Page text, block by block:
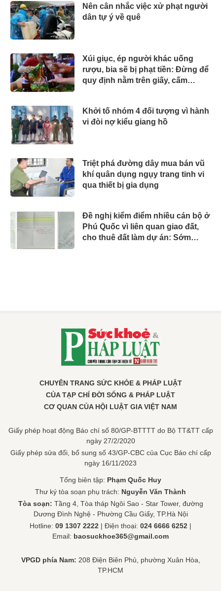
Nên cân nhắc việc xử phạt người
dân tự ý về quê
Xúi giục, ép người khác uống
rượu, bia sẽ bị phạt tiền: Đừng để
quy định nằm trên giấy, cấm
Khởi tố nhóm 4 đối tượng vì hành
vi đòi nợ kiểu giang hồ
Triệt phá đường dây mua bán vũ
khí quân dụng ngụy trang tinh vi
qua thiết bị gia dụng
Đề nghị kiểm điểm nhiều cán bộ ở
Phú Quốc vì liên quan giao đất,
cho thuê đất làm dự án: Sớm
CHUYÊN TRANG SỨC KHỎE & PHÁP LUẬT
CỦA TẠP CHÍ ĐỜI SỐNG & PHÁP LUẬT
CƠ QUAN CỦA HỘI LUẬT GIA VIỆT NAM
Giấy phép hoạt động Báo chí số 80/GP-BTTTT do Bộ TT&TT cấp
ngày 27/2/2020
Giấy phép sửa đổi, bổ sung số 43/GP-CBC của Cục Báo chí cấp
ngày 16/11/2023
Tổng biên tập: Phạm Quốc Huy
Thư ký tòa soạn phụ trách: Nguyễn Văn Thành
Tòa soạn: Tầng 4, Tòa tháp Ngôi Sao - Star Tower, đường
Dương Đình Nghệ - Phường Cầu Giấy, TP.Hà Nội
Hotline: 09 1307 2222 | Điện thoại: 024 6666 6252 |
Email: baosuckhoe365@gmail.com
VPGD phía Nam: 208 Điện Biên Phủ, phường Xuân Hòa,
TP.HCM